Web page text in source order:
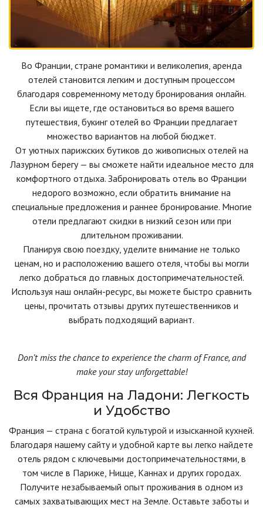
Во Франции, стране романтики и великолепия, аренда
отелей становится легким и доступным процессом
благодаря современному методу бронирования онлайн.
Если вы ищете, где остановиться во время вашего
путешествия, букинг отелей во Франции предлагает
множество вариантов на любой бюджет.
От уютных парижских бутиков до живописных отелей на
Лазурном берегу — вы сможете найти идеальное место для
комфортного отдыха. Забронировать отель во Франции
недорого возможно, если обратить внимание на
специальные предложения и раннее бронирование. Многие
отели предлагают скидки в низкий сезон или при
длительном проживании.
Планируя свою поездку, уделите внимание не только
ценам, но и расположению вашего отеля, чтобы вы могли
легко добраться до главных достопримечательностей.
Используя наш онлайн-ресурс, вы можете быстро сравнить
цены, прочитать отзывы других путешественников и
выбрать подходящий вариант.
Don’t miss the chance to experience the charm of France, and
make your stay unforgettable!
Вся Франция на Ладони: Легкость
и Удобство
Франция — страна с богатой культурой и изысканной кухней.
Благодаря нашему сайту и удобной карте вы легко найдете
отель рядом с ключевыми достопримечательностями, в
том числе в Париже, Ницце, Каннах и других городах.
Получите незабываемый опыт проживания в одном из
самых захватывающих мест на Земле. Оставьте заботы и